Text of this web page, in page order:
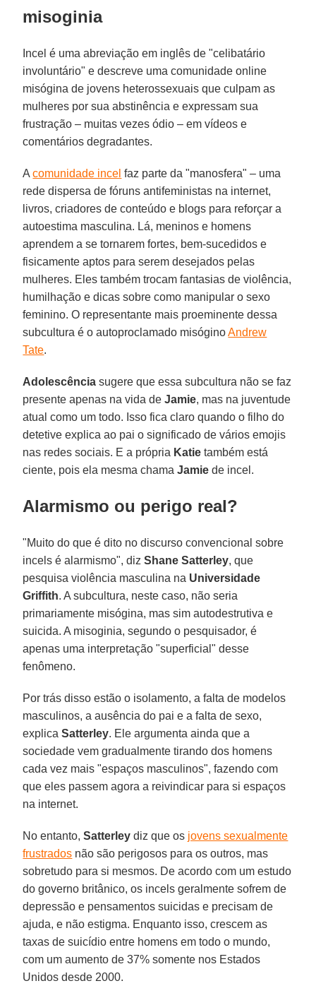
misoginia
Incel é uma abreviação em inglês de "celibatário
involuntário" e descreve uma comunidade online
misógina de jovens heterossexuais que culpam as
mulheres por sua abstinência e expressam sua
frustração – muitas vezes ódio – em vídeos e
comentários degradantes.
Acomunidade incel faz parte da "manosfera" – uma
rede dispersa de fóruns antifeministas na internet,
livros, criadores de conteúdo e blogs para reforçar a
autoestima masculina. Lá, meninos e homens
aprendem a se tornarem fortes, bem-sucedidos e
fisicamente aptos para serem desejados pelas
mulheres. Eles também trocam fantasias de violência,
humilhação e dicas sobre como manipular o sexo
feminino. O representante mais proeminente dessa
subcultura é o autoproclamado misóginoAndrew
Tate.
Adolescência sugere que essa subcultura não se faz
presente apenas na vida deJamie, mas na juventude
atual como um todo. Isso fica claro quando o filho do
detetive explica ao pai o significado de vários emojis
nas redes sociais. E a própria Katie também está
ciente, pois ela mesma chamaJamie de incel.
Alarmismo ou perigo real?
"Muito do que é dito no discurso convencional sobre
incels é alarmismo", dizShane Satterley, que
pesquisa violência masculina na Universidade
Griffith. A subcultura, neste caso, não seria
primariamente misógina, mas sim autodestrutiva e
suicida. A misoginia, segundo o pesquisador, é
apenas uma interpretação "superficial" desse
fenômeno.
Por trás disso estão o isolamento, a falta de modelos
masculinos, a ausência do pai e a falta de sexo,
explicaSatterley. Ele argumenta ainda que a
sociedade vem gradualmente tirando dos homens
cada vez mais "espaços masculinos", fazendo com
que eles passem agora a reivindicar para si espaços
na internet.
No entanto,Satterley diz que os jovens sexualmente
frustrados não são perigosos para os outros, mas
sobretudo para si mesmos. De acordo com um estudo
do governo britânico, os incels geralmente sofrem de
depressão e pensamentos suicidas e precisam de
ajuda, e não estigma. Enquanto isso, crescem as
taxas de suicídio entre homens em todo o mundo,
com um aumento de 37% somente nos Estados
Unidos desde 2000.